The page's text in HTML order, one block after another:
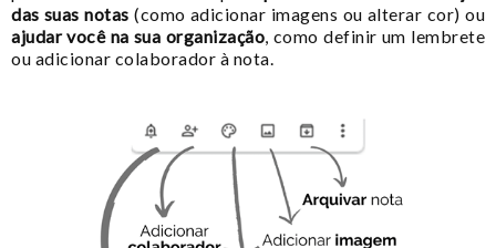
das suas notas (como adicionar imagens ou alterar cor) ou
ajudar você na sua organização, como definir um lembrete
ou adicionar colaborador à nota.